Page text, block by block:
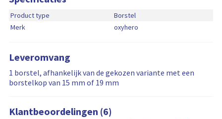
d
u
t
e
n
a
n
Product type
Borstel
Merk
oxyhero
Leveromvang
1 borstel, afhankelijk van de gekozen variante met een
borstelkop van 15 mm of 19 mm
Klantbeoordelingen (6)